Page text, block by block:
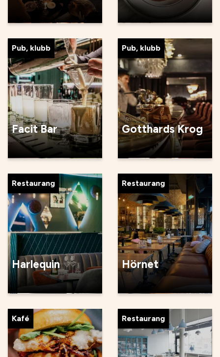
Pub, klubb
Facit Bar
Pub, klubb
Gotthards Krog
Restaurang
Harlequin
Restaurang
Hörnet
Kafé Restaurang